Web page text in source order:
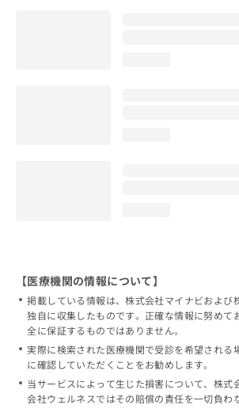
【医療機関の情報について】
掲載している情報は、株式会社マイナビおよび
独自に収集したものです。正確な情報に努めて
全に保証するものではありません。
実際に検索された医療機関で受診を希望される
に確認していただくことをお勧めします。
当サービスによって生じた損害について、株式
会社ウェルネスではその賠償の責任を一切負わ